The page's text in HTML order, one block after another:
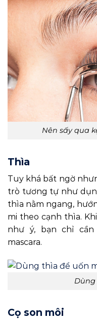
Nên sấy qua
Thìa
Tuy khá bất ngờ
trò tương tự như
thìa nằm ngang,
mi theo cạnh thìa.
như ý, bạn chỉ
mascara.
Cọ son môi